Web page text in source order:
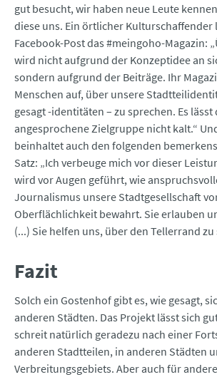
gut besucht, wir haben neue Leute
diese uns. Ein örtlicher Kulturschaffender
Facebook-Post das #meingoho-Magazin:
wird nicht aufgrund der Konzeptidee an
sondern aufgrund der Beiträge. Ihr
Menschen auf, über unsere
gesagt ­-identitäten – zu sprechen. Es lässt
angesprochene Zielgruppe nicht kalt.“
beinhaltet auch den folgenden
Satz: „Ich verbeuge mich vor dieser
wird vor Augen geführt, wie
Journalismus unsere Stadtgesellschaft
Oberflächlichkeit bewahrt. Sie erlauben
(...) Sie helfen uns, über den Tellerrand zu
Fazit
Solch ein Gostenhof gibt es, wie gesagt,
anderen Städten. Das Projekt lässt sich
schreit natürlich geradezu nach einer
anderen Stadtteilen, in anderen Städten
Verbreitungsgebiets. Aber auch für